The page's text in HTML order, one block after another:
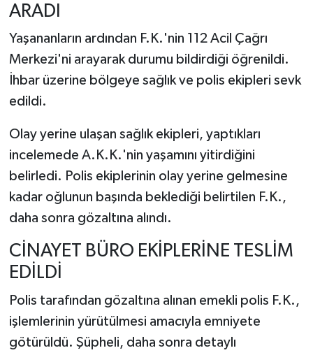
ARADI
Yaşananların ardından F.K.'nin 112 Acil Çağrı
Merkezi'ni arayarak durumu bildirdiği öğrenildi.
İhbar üzerine bölgeye sağlık ve polis ekipleri sevk
edildi.
Olay yerine ulaşan sağlık ekipleri, yaptıkları
incelemede A.K.K.'nin yaşamını yitirdiğini
belirledi. Polis ekiplerinin olay yerine gelmesine
kadar oğlunun başında beklediği belirtilen F.K.,
daha sonra gözaltına alındı.
CİNAYET BÜRO EKİPLERİNE TESLİM
EDİLDİ
Polis tarafından gözaltına alınan emekli polis F.K.,
işlemlerinin yürütülmesi amacıyla emniyete
götürüldü. Şüpheli, daha sonra detaylı